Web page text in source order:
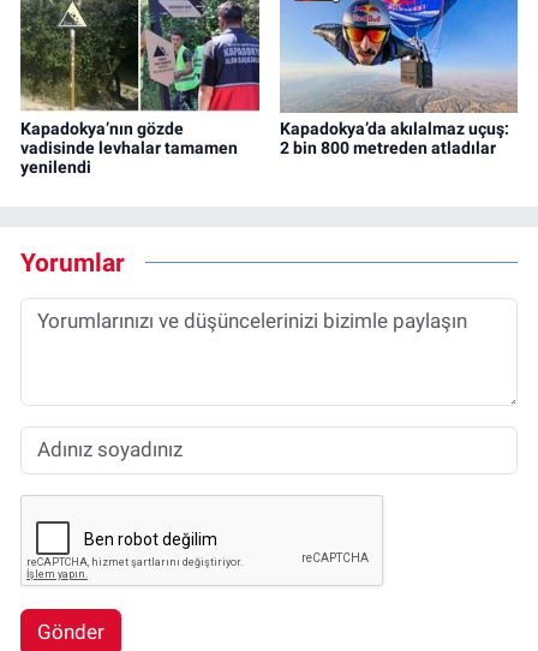
Kapadokya’nın gözde
vadisinde levhalar tamamen
yenilendi
Kapadokya’da akılalmaz uçuş:
2 bin 800 metreden atladılar
Yorumlar
Gönder